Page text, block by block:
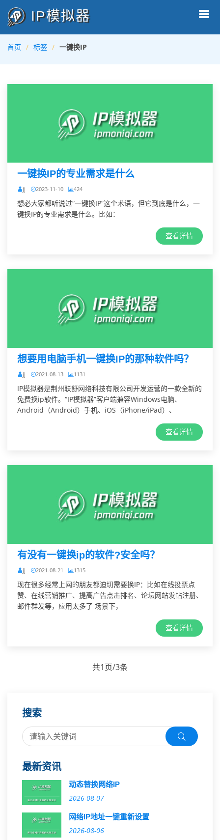
IP模拟器
首页 标签 一键换IP
一键换IP的专业需求是什么
jj 2023-11-10 424
想必大家都听说过“一键换IP”这个术语，但它到底是什么，一
键换IP的专业需求是什么。比如：
查看详情
想要用电脑手机一键换IP的那种软件吗？
jj 2021-08-13 1131
IP模拟器是荆州联舒网络科技有限公司开发运营的一款全新的
免费换ip软件。“IP模拟器”客户端兼容Windows电脑、
Android（Android）手机、iOS（iPhone/iPad）、
查看详情
有没有一键换ip的软件?安全吗？
jj 2021-08-21 1315
现在很多经常上网的朋友都迫切需要换IP：比如在线投票点
赞、在线营销推广、提高广告点击排名、论坛网站发帖注册、
邮件群发等，应用太多了 场景下，
查看详情
共1页/3条
搜索
最新资讯
动态替换网络IP
2026-08-07
网络IP地址一键重新设置
2026-08-06